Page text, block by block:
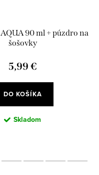
90 ml + púzdro na
šošovky
5,99 €
DO KOŠÍKA
Skladom